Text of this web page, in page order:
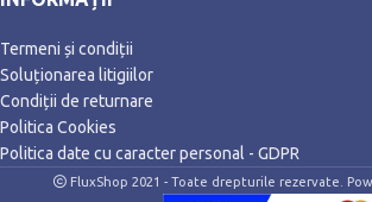
Termeni și condiții
Soluționarea litigiilor
Condiții de returnare
Politica Cookies
Politica date cu caracter personal - GDPR
FluxShop 2021 - Toate drepturile rezervate.